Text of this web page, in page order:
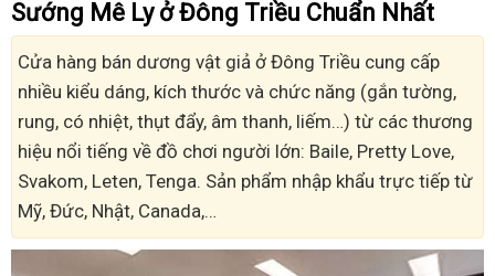
Sướng Mê Ly ở Đông Triều Chuẩn Nhất
Cửa hàng bán dương vật giả ở Đông Triều cung cấp
nhiều kiểu dáng, kích thước và chức năng (gắn tường,
rung, có nhiệt, thụt đẩy, âm thanh, liếm…) từ các thương
hiệu nổi tiếng về đồ chơi người lớn: Baile, Pretty Love,
Svakom, Leten, Tenga. Sản phẩm nhập khẩu trực tiếp từ
Mỹ, Đức, Nhật, Canada,…